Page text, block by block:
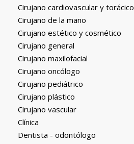
Cirujano cardiovascular y torácico
Cirujano de la mano
Cirujano estético y cosmético
Cirujano general
Cirujano maxilofacial
Cirujano oncólogo
Cirujano pediátrico
Cirujano plástico
Cirujano vascular
Clínica
Dentista - odontólogo